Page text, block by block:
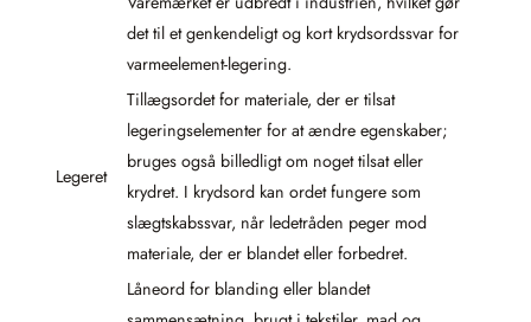
det til et genkendeligt og kort krydsordssvar for
varmeelement-legering.
Legeret
Tillægsordet for materiale, der er tilsat
legeringselementer for at ændre egenskaber;
bruges også billedligt om noget tilsat eller
krydret. I krydsord kan ordet fungere som
slægtskabssvar, når ledetråden peger mod
materiale, der er blandet eller forbedret.
Låneord for blanding eller blandet